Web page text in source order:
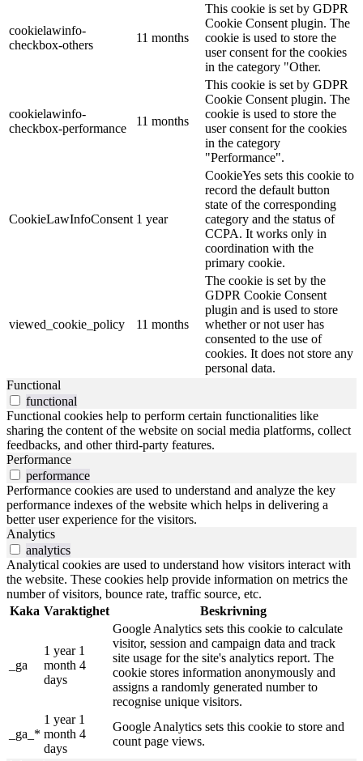
cookielawinfo-
checkbox-others
11 months
This cookie is set by GDPR
Cookie Consent plugin. The
cookie is used to store the
user consent for the cookies
in the category "Other.
cookielawinfo-
checkbox-performance
11 months
This cookie is set by GDPR
Cookie Consent plugin. The
cookie is used to store the
user consent for the cookies
in the category
"Performance".
CookieLawInfoConsent 1 year
CookieYes sets this cookie to
record the default button
state of the corresponding
category and the status of
CCPA. It works only in
coordination with the
primary cookie.
viewed_cookie_policy 11 months
The cookie is set by the
GDPR Cookie Consent
plugin and is used to store
whether or not user has
consented to the use of
cookies. It does not store any
personal data.
Functional
functional
Functional cookies help to perform certain functionalities like
sharing the content of the website on social media platforms, collect
feedbacks, and other third-party features.
Performance
performance
Performance cookies are used to understand and analyze the key
performance indexes of the website which helps in delivering a
better user experience for the visitors.
Analytics
analytics
Analytical cookies are used to understand how visitors interact with
the website. These cookies help provide information on metrics the
number of visitors, bounce rate, traffic source, etc.
Kaka Varaktighet Beskrivning
_ga
1 year 1
month 4
days
Google Analytics sets this cookie to calculate
visitor, session and campaign data and track
site usage for the site's analytics report. The
cookie stores information anonymously and
assigns a randomly generated number to
recognise unique visitors.
_ga_*
1 year 1
month 4
days
Google Analytics sets this cookie to store and
count page views.